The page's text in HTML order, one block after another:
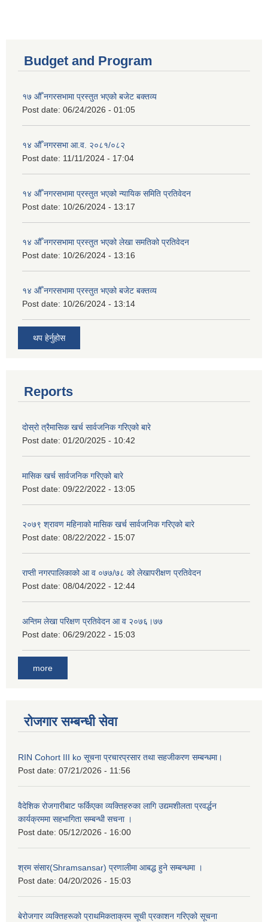
Budget and Program
१७ औँ नगरसभामा प्रस्तुत भएको बजेट बक्तव्य
Post date: 06/24/2026 - 01:05
१४ औँ नगरसभा आ.व. २०८१/०८२
Post date: 11/11/2024 - 17:04
१४ औँ नगरसभामा प्रस्तुत भएको न्यायिक समिति प्रतिवेदन
Post date: 10/26/2024 - 13:17
१४ औँ नगरसभामा प्रस्तुत भएको लेखा समतिको प्रतिवेदन
Post date: 10/26/2024 - 13:16
१४ औँ नगरसभामा प्रस्तुत भएको बजेट बक्तव्य
Post date: 10/26/2024 - 13:14
थप हेर्नुहोस
Reports
दोस्रो त्रैमासिक खर्च सार्वजनिक गरिएको बारे
Post date: 01/20/2025 - 10:42
मासिक खर्च सार्वजनिक गरिएको बारे
Post date: 09/22/2022 - 13:05
२०७९ श्रावण महिनाको मासिक खर्च सार्वजनिक गरिएको बारे
Post date: 08/22/2022 - 15:07
राप्ती नगरपालिकाको आ व ०७७/७८ को लेखापरीक्षण प्रतिवेदन
Post date: 08/04/2022 - 12:44
अन्तिम लेखा परिक्षण प्रतिवेदन आ व २०७६।७७
Post date: 06/29/2022 - 15:03
more
रोजगार सम्बन्धी सेवा
RIN Cohort III ko सूचना प्रचारप्रसार तथा सहजीकरण सम्बन्धमा।
Post date: 07/21/2026 - 11:56
वैदेशिक रोजगारीबाट फर्किएका व्यक्तिहरुका लागि उद्यमशीलता प्रवर्द्धन
कार्यक्रममा सहभागिता सम्बन्धी सचना ।
Post date: 05/12/2026 - 16:00
श्रम संसार(Shramsansar) प्रणालीमा आबद्ध हुने सम्बन्धमा ।
Post date: 04/20/2026 - 15:03
बेरोजगार व्यक्तिहरूको प्राथमिकताक्रम सूची प्रकाशन गरिएको सूचना